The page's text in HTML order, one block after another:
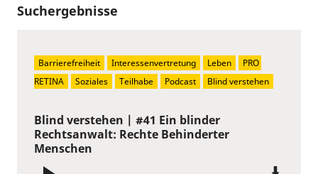
Suchergebnisse
Blind verstehen | #41 Ein blinder
Rechtsanwalt: Rechte Behinderter
Menschen
Barrierefreiheit Interessenvertretung Leben
PRO
RETINA
Soziales Teilhabe Podcast Blind verstehen